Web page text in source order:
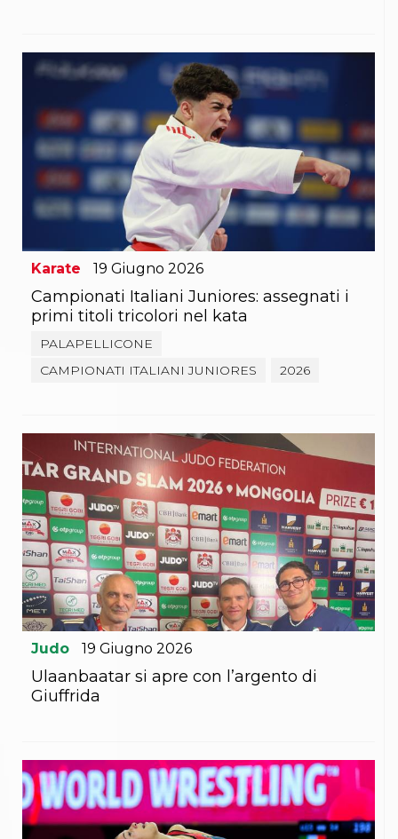
Cerca
Contatti
News
Cookies Accept
Newsletter
Catalogo formativo
Webinar
Corsi Monotematici
Corsi di Specializzazione
Corsi FIJLKAM-FISDIR
Corsi Preparatore Fisico
Edutraining class - Didattica infantile
Corso dirigenti sportivi
Corso Direttore di Gara
Abilitazioni
Sportello Fiscale
FAQ
Documenti
Karate 19 Giugno 2026
Campionati Italiani Juniores: assegnati i
primi titoli tricolori nel kata
PALAPELLICONE
CAMPIONATI ITALIANI JUNIORES
2026
Judo 19 Giugno 2026
Ulaanbaatar si apre con l’argento di
Giuffrida